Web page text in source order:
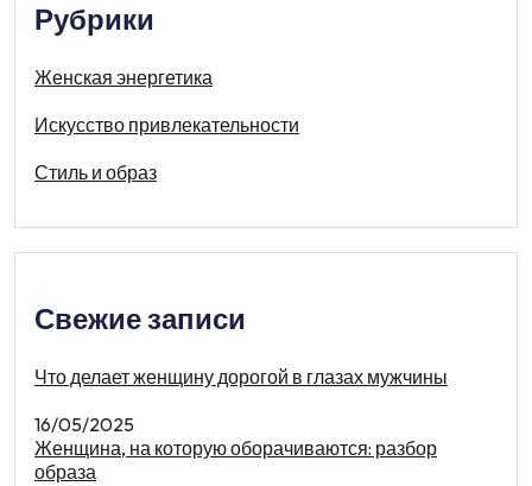
Рубрики
Женская энергетика
Искусство привлекательности
Стиль и образ
Свежие записи
Что делает женщину дорогой в глазах мужчины
16/05/2025
Женщина, на которую оборачиваются: разбор
образа